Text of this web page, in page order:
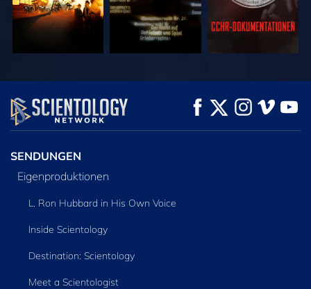
ANSEHEN
SERIE
ENTDECKEN
SENDUNGEN
Eigenproduktionen
L. Ron Hubbard in His Own Voice
Inside Scientology
Destination: Scientology
Meet a Scientologist